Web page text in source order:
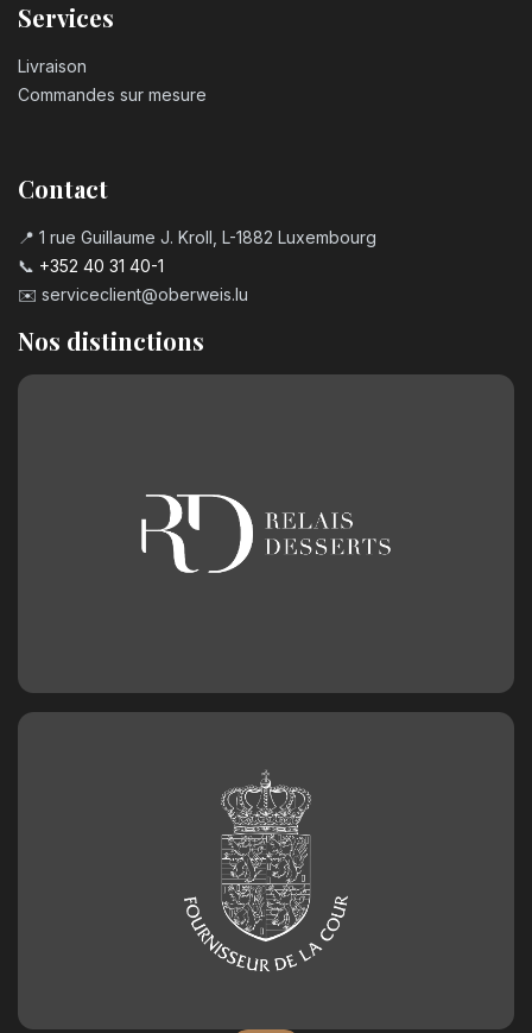
Services
Livraison
Commandes sur mesure
Contact
📍 1 rue Guillaume J. Kroll, L-1882 Luxembourg
📞 +352 40 31 40-1
✉️ serviceclient@oberweis.lu
Nos distinctions